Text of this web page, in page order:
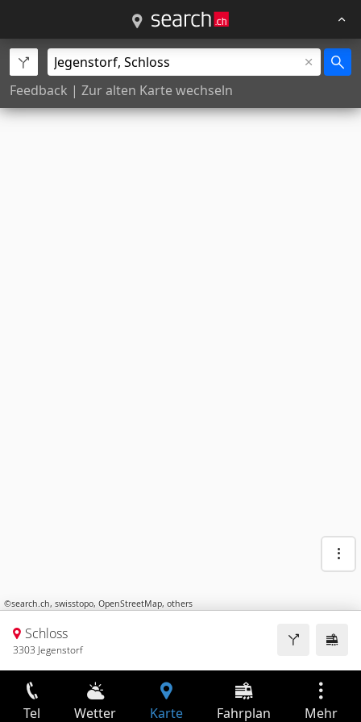
Feedback | Zur alten Karte wechseln
©search.ch, swisstopo, OpenStreetMap, others
Schloss
3303 Jegenstorf
Tel Wetter Karte Fahrplan Mehr